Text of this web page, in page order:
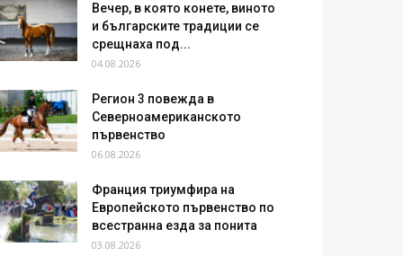
Вечер, в която конете, виното
и българските традиции се
срещнаха под...
04.08.2026
Регион 3 повежда в
Северноамериканското
първенство
06.08.2026
Франция триумфира на
Европейското първенство по
всестранна езда за понита
03.08.2026